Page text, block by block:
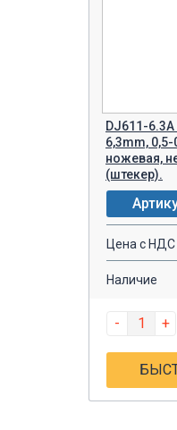
DJ611-
6,3mm,
ножевая,
(штекер).
Цена с НДС
Наличие
- +